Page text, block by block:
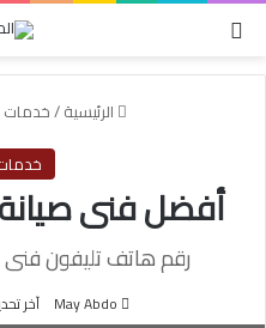
الرئيسية/
أفضل فنى
رقم هاتف تليفون
May Abdo آخر تحديث: